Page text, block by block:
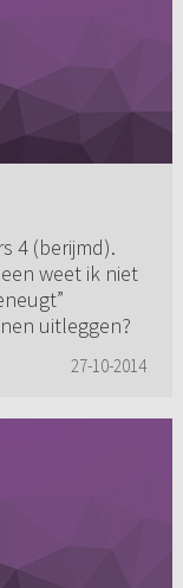
4 (berijmd).
weet ik niet
uitleggen?
27-10-2014